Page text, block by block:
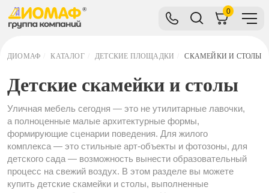
0
ДИОМАФ КАТАЛОГ ДЕТСКИЕ ПЛОЩАДКИ СКАМЕЙКИ И СТОЛЫ
Детские скамейки и столы
Уличная мебель сегодня — это не утилитарные лавочки,
а полноценные малые архитектурные формы,
формирующие сценарии поведения. Для жилого
комплекса — это стильные арт-объекты и фотозоны, для
детского сада — возможность вынести образовательный
процесс на свежий воздух. В этом разделе вы можете
купить детские скамейки и столы, выполненные